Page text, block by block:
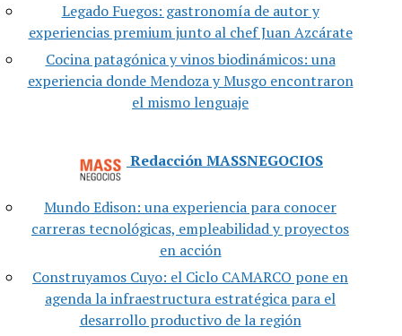
Legado Fuegos: gastronomía de autor y
experiencias premium junto al chef Juan Azcárate
Cocina patagónica y vinos biodinámicos: una
experiencia donde Mendoza y Musgo encontraron
el mismo lenguaje
Redacción MASSNEGOCIOS
Mundo Edison: una experiencia para conocer
carreras tecnológicas, empleabilidad y proyectos
en acción
Construyamos Cuyo: el Ciclo CAMARCO pone en
agenda la infraestructura estratégica para el
desarrollo productivo de la región